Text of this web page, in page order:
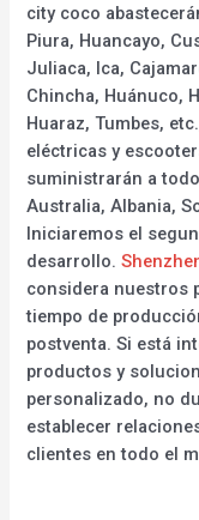
city coco
Piura, Huancayo,
Juliaca, Ica,
Chincha, Huánuco,
Huaraz, Tumbes,
eléctricas y
suministrarán a
Australia, Albania,
Iniciaremos el
desarrollo.
considera nuestros
tiempo de
postventa. Si está
productos y
personalizado, no
establecer
clientes en todo el